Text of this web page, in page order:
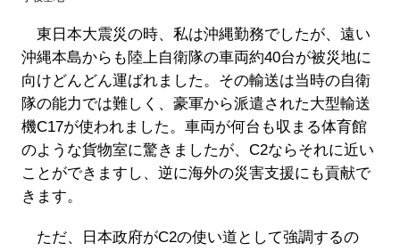
東日本大震災の時、私は沖縄勤務でしたが、遠い
沖縄本島からも陸上自衛隊の車両約40台が被災地に
向けどんどん運ばれました。その輸送は当時の自衛
隊の能力では難しく、豪軍から派遣された大型輸送
機C17が使われました。車両が何台も収まる体育館
のような貨物室に驚きましたが、C2ならそれに近い
ことができますし、逆に海外の災害支援にも貢献で
きます。
ただ、日本政府がC2の使い道として強調するの